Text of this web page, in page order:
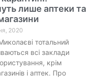
лише аптеки та
2020
тотальний
всі заклади
крім
і аптек. Про